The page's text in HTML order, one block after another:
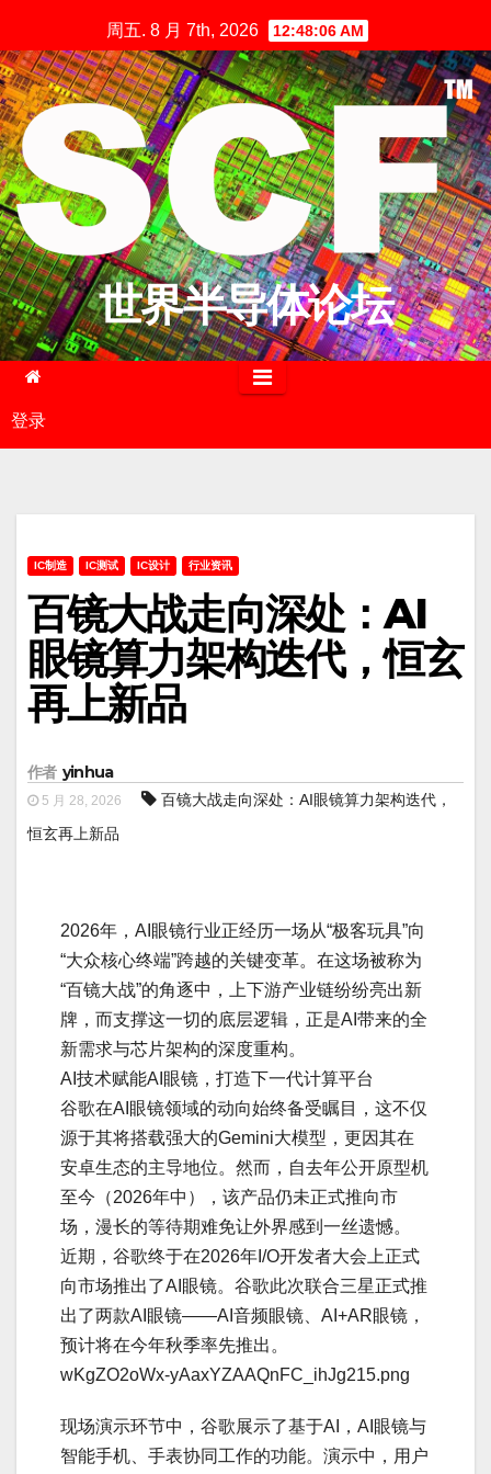
至
内
容
周五. 8 月 7th, 2026 12:48:07 AM
世界半导体论坛
登录
IC制造 IC测试 IC设计 行业资讯
百镜大战走向深处：AI
眼镜算力架构迭代，恒玄
再上新品
作者 yinhua
5 月 28, 2026
百镜大战走向深处：AI眼镜算力架构迭代，
恒玄再上新品
2026年，AI眼镜行业正经历一场从“极客玩具”向
“大众核心终端”跨越的关键变革。在这场被称为
“百镜大战”的角逐中，上下游产业链纷纷亮出新
牌，而支撑这一切的底层逻辑，正是AI带来的全
新需求与芯片架构的深度重构。
AI技术赋能AI眼镜，打造下一代计算平台
谷歌在AI眼镜领域的动向始终备受瞩目，这不仅
源于其将搭载强大的Gemini大模型，更因其在
安卓生态的主导地位。然而，自去年公开原型机
至今（2026年中），该产品仍未正式推向市
场，漫长的等待期难免让外界感到一丝遗憾。
近期，谷歌终于在2026年I/O开发者大会上正式
向市场推出了AI眼镜。谷歌此次联合三星正式推
出了两款AI眼镜——AI音频眼镜、AI+AR眼镜，
预计将在今年秋季率先推出。
wKgZO2oWx-yAaxYZAAQnFC_ihJg215.png
现场演示环节中，谷歌展示了基于AI，AI眼镜与
智能手机、手表协同工作的功能。演示中，用户